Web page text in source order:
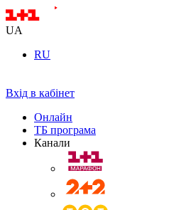
UA
RU
Вхід в кабінет
Онлайн
ТБ програма
Канали